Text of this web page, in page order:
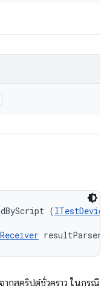
(ITestDevice
resultParser)
ากสคริปต์ชั่วคราว ในกรณี